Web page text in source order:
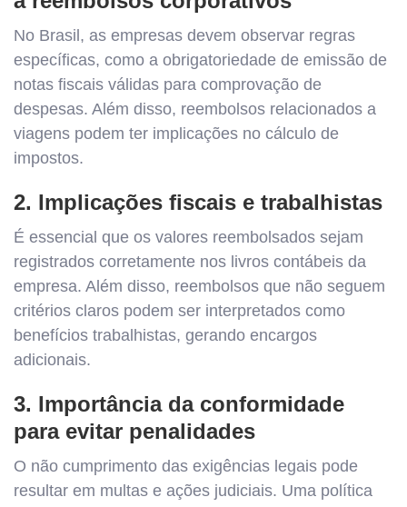
No Brasil, as empresas devem observar regras
específicas, como a obrigatoriedade de emissão de
notas fiscais válidas para comprovação de
despesas. Além disso, reembolsos relacionados a
viagens podem ter implicações no cálculo de
impostos.
2. Implicações fiscais e trabalhistas
É essencial que os valores reembolsados sejam
registrados corretamente nos livros contábeis da
empresa. Além disso, reembolsos que não seguem
critérios claros podem ser interpretados como
benefícios trabalhistas, gerando encargos
adicionais.
3. Importância da conformidade
para evitar penalidades
O não cumprimento das exigências legais pode
resultar em multas e ações judiciais. Uma política